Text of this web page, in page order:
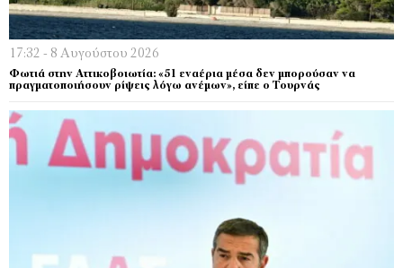
17:32 - 8 Αυγούστου 2026
Φωτιά στην Αττικοβοιωτία: «51 εναέρια μέσα δεν μπορούσαν να
πραγματοποιήσουν ρίψεις λόγω ανέμων», είπε ο Τουρνάς